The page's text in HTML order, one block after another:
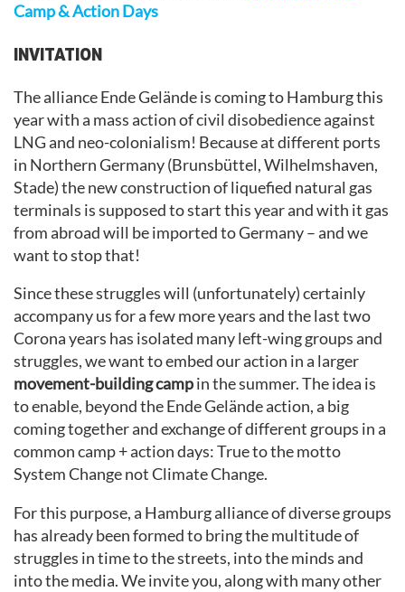
Camp & Action Days
INVITATION
The alliance Ende Gelände is coming to Hamburg this
year with a mass action of civil disobedience against
LNG and neo-colonialism! Because at different ports
in Northern Germany (Brunsbüttel, Wilhelmshaven,
Stade) the new construction of liquefied natural gas
terminals is supposed to start this year and with it gas
from abroad will be imported to Germany – and we
want to stop that!
Since these struggles will (unfortunately) certainly
accompany us for a few more years and the last two
Corona years has isolated many left-wing groups and
struggles, we want to embed our action in a larger
movement-building campin the summer. The idea is
to enable, beyond the Ende Gelände action, a big
coming together and exchange of different groups in a
common camp + action days: True to the motto
System Change not Climate Change.
For this purpose, a Hamburg alliance of diverse groups
has already been formed to bring the multitude of
struggles in time to the streets, into the minds and
into the media. We invite you, along with many other